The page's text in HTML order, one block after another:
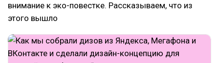
внимание к эко-повестке. Рассказываем, что из
этого вышло